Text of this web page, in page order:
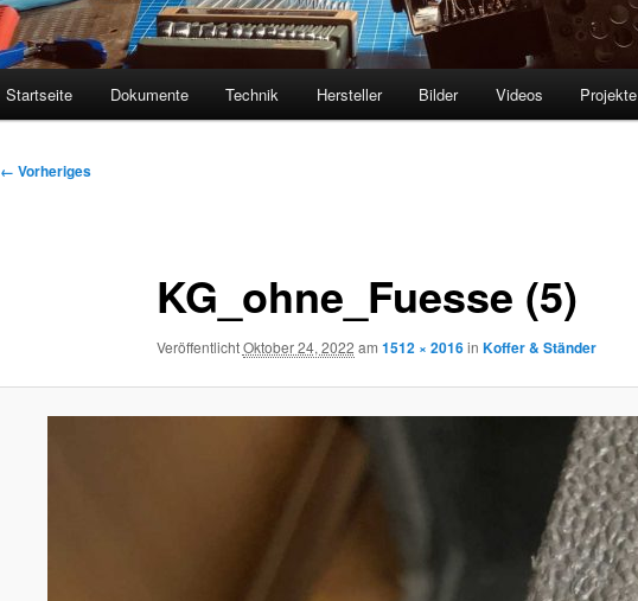
Startseite Dokumente Technik Hersteller Bilder Videos Projekte
Bilder-
← Vorheriges
KG_ohne_Fuesse (5)
VeröffentlichtOktober 24, 2022 am 1512 × 2016in Koffer & Ständer